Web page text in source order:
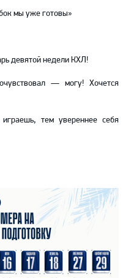
мы уже готовы»
девятой недели КХЛ!
— могу! Хочется
тем увереннее себя